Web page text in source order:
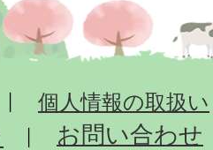
個人情報の取扱い
お問い合わせ